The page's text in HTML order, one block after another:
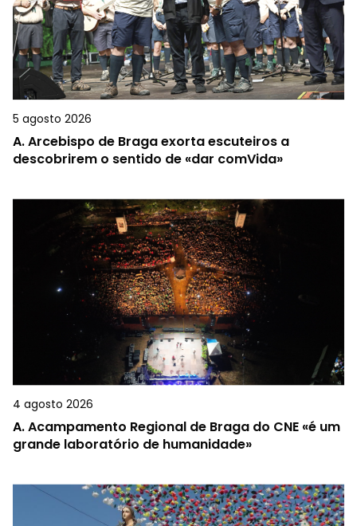
5 agosto 2026
A.Arcebispo de Braga exorta escuteiros a
descobrirem o sentido de «dar comVida»
4 agosto 2026
A.Acampamento Regional de Braga do CNE «é um
grande laboratório de humanidade»